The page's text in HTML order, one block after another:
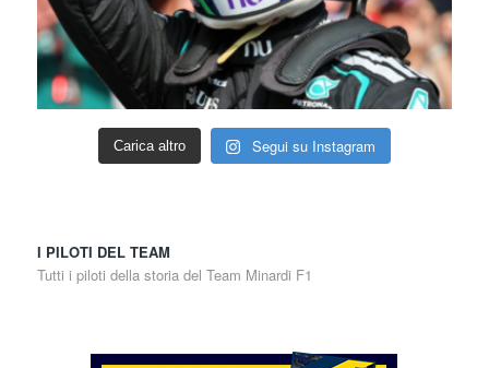
Carica altro Segui su Instagram
I PILOTI DEL TEAM
Tutti i piloti della storia del Team Minardi F1